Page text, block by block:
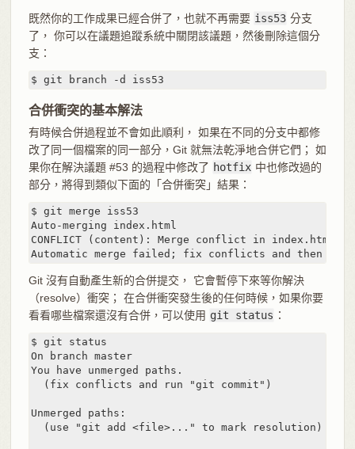
既然你的工作成果已經合併了，也就不再需要 iss53 分支
了， 你可以在議題追蹤系統中關閉該議題，然後刪除這個分
支：
$ git branch -d iss53
合併衝突的基本解法
有時候合併過程並不會如此順利， 如果在不同的分支中都修
改了同一個檔案的同一部分，Git 就無法乾淨地合併它們； 如
果你在解決議題 #53 的過程中修改了 hotfix 中也修改過的
部分，將得到類似下面的「合併衝突」結果：
$ git merge iss53
Auto-merging index.html
CONFLICT (content): Merge conflict in index.html
Automatic merge failed; fix conflicts and then
Git 沒有自動產生新的合併提交， 它會暫停下來等你解決
（resolve）衝突； 在合併衝突發生後的任何時候，如果你要
看看哪些檔案還沒有合併，可以使用 git status ：
$ git status
On branch master
You have unmerged paths.
  (fix conflicts and run "git commit")
Unmerged paths:
  (use "git add <file>..." to mark resolution)